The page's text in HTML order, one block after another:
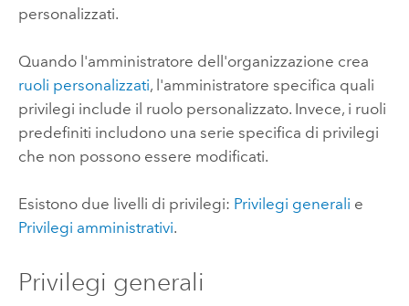
personalizzati.
Quando l'amministratore dell'organizzazione crea
ruoli personalizzati, l'amministratore specifica quali
privilegi include il ruolo personalizzato. Invece, i ruoli
predefiniti includono una serie specifica di privilegi
che non possono essere modificati.
Esistono due livelli di privilegi: Privilegi generali e
Privilegi amministrativi.
Privilegi generali